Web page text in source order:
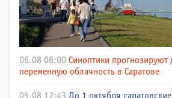
06.08 06:00 Синоптики прогнозируют
переменную облачность в Саратове
05.08 17:43 До 1 октября